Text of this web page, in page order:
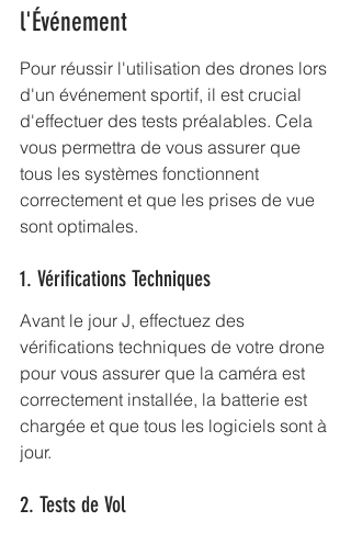
l'Événement
Pour réussir l'utilisation des drones lors
d'un événement sportif, il est crucial
d'effectuer des tests préalables. Cela
vous permettra de vous assurer que
tous les systèmes fonctionnent
correctement et que les prises de vue
sont optimales.
1. Vérifications Techniques
Avant le jour J, effectuez des
vérifications techniques de votre drone
pour vous assurer que la caméra est
correctement installée, la batterie est
chargée et que tous les logiciels sont à
jour.
2. Tests de Vol